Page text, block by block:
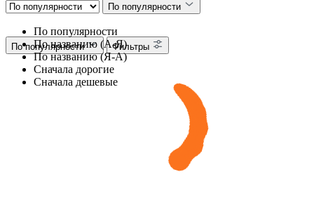
По популярности
По популярности
По названию (А-Я)
По названию (Я-А)
Сначала дорогие
Сначала дешевые
По популярности Фильтры